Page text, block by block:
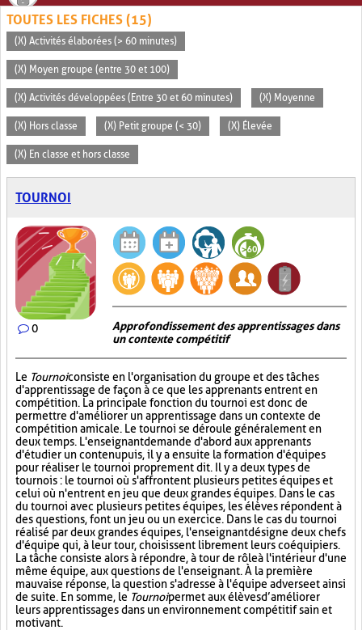
TOUTES LES FICHES (15)
(X) Activités élaborées (> 60 minutes)
(X) Moyen groupe (entre 30 et 100)
(X) Activités développées (Entre 30 et 60 minutes) (X) Moyenne
(X) Hors classe (X) Petit groupe (< 30) (X) Élevée
(X) En classe et hors classe
TOURNOI
0
Approfondissement des apprentissages dans
un contexte compétitif
Le Tournoiconsiste en l'organisation du groupe et des tâches
d'apprentissage de façon à ce que les apprenants entrent en
compétition. La principale fonction du tournoi est donc de
permettre d'améliorer un apprentissage dans un contexte de
compétition amicale. Le tournoi se déroule généralement en
deux temps. L'enseignant demande d'abord aux apprenants
d'étudier un contenu puis, il y a ensuite la formation d'équipes
pour réaliser le tournoi proprement dit. Il y a deux types de
tournois : le tournoi où s'affrontent plusieurs petites équipes et
celui où n'entrent en jeu que deux grandes équipes. Dans le cas
du tournoi avec plusieurs petites équipes, les élèves répondent à
des questions, font un jeu ou un exercice. Dans le cas du tournoi
réalisé par deux grandes équipes, l'enseignant désigne deux chefs
d'équipe qui, à leur tour, choisissent librement leurs coéquipiers.
La tâche consiste alors à répondre, à tour de rôle à l'intérieur d'une
même équipe, aux questions de l'enseignant. À la première
mauvaise réponse, la question s'adresse à l'équipe adverse et ainsi
de suite. En somme, le Tournoipermet aux élèves d’améliorer
leurs apprentissages dans un environnement compétitif sain et
motivant.